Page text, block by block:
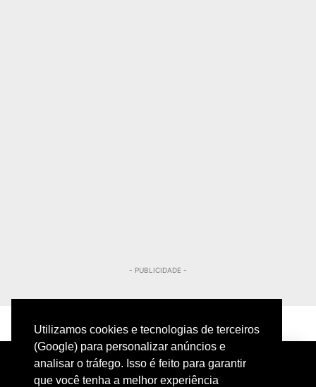
Utilizamos cookies e tecnologias de terceiros
(Google) para personalizar anúncios e
analisar o tráfego. Isso é feito para garantir
que você tenha a melhor experiência
- PUBLICIDADE -